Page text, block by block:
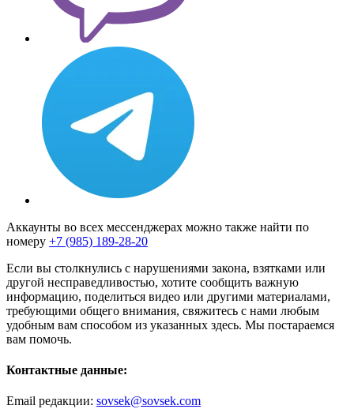
Аккаунты во всех мессенджерах можно также найти по
номеру +7 (985) 189-28-20
Если вы столкнулись с нарушениями закона, взятками или
другой несправедливостью, хотите сообщить важную
информацию, поделиться видео или другими материалами,
требующими общего внимания, свяжитесь с нами любым
удобным вам способом из указанных здесь. Мы постараемся
вам помочь.
Контактные данные:
Email редакции: sovsek@sovsek.com